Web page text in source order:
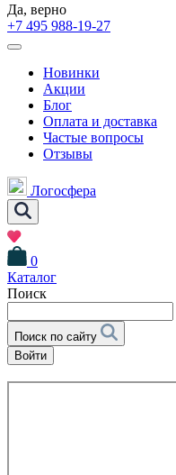
Да, верно
+7 495 988-19-27
Новинки
Акции
Блог
Оплата и доставка
Частые вопросы
Отзывы
Логосфера
0
Каталог
Поиск
Поиск по сайту
Войти